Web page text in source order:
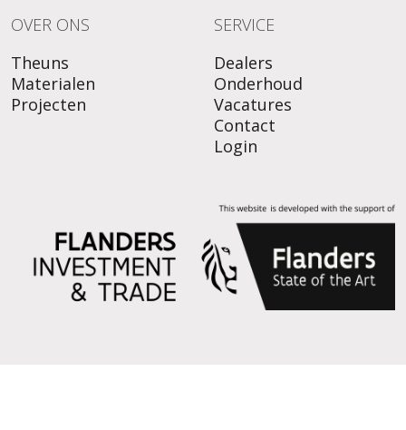
OVER ONS
Theuns
Materialen
Projecten
SERVICE
Dealers
Onderhoud
Vacatures
Contact
Login